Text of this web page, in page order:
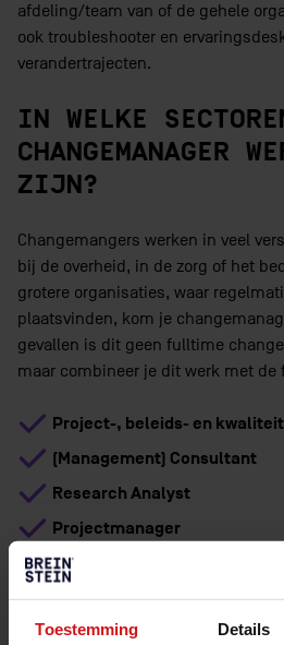
Toestemming Details
afdeling/team van of de gehele
ook troubleshooter en
verandertrajecten.
IN WELKE
CHANGEMANAGER
ZIJN?
Changemangers werken in veel
bij de overheid, in de zorg of het
grotere organisaties, waar
plaatsvinden, kom je
gevallen is dit geen fulltime
maar combineer je dit werk met de
Project-, beleids- en
(Management) Consultant
Research Analyst
Projectmanager
LIEVER
OPDOEN?